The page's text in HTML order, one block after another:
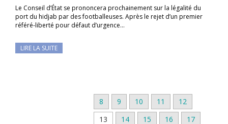
Le Conseil d’État se prononcera prochainement sur la légalité du
port du hidjab par des footballeuses. Après le rejet d’un premier
référé-liberté pour défaut d’urgence…
LIRE LA SUITE
8 9 10 11
12
13
14 15 16
17